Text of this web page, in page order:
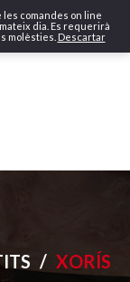
comandes on line
dia. Es requerirà
molèsties. Descartar
/ XORÍS